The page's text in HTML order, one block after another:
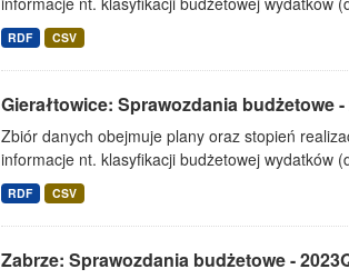
RDF CSV
Gierałtowice: Sprawozdania budżetowe -
Zbiór danych obejmuje plany oraz stopień
informacje nt. klasyfikacji budżetowej wydatków
RDF CSV
Zabrze: Sprawozdania budżetowe -